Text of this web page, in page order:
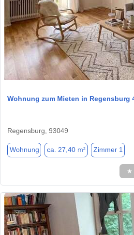
Wohnung zum Mieten in Regensburg
Regensburg, 93049
Wohnung ca. 27,40 m² Zimmer 1
★